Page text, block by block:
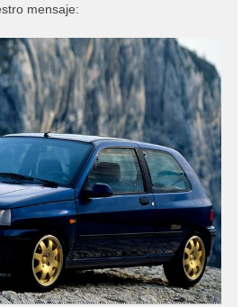
mensaje: